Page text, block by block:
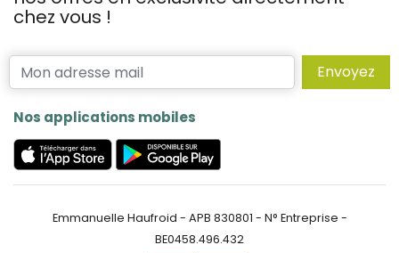
chez vous !
Envoyez
Nos applications mobiles
Emmanuelle Haufroid - APB 830801 - N° Entreprise -
BE0458.496.432